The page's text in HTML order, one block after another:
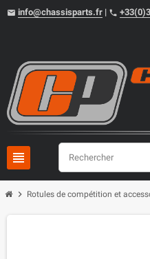
email info@chassisparts.fr | phone
view_headline
chevron_right Rotules de compétition et